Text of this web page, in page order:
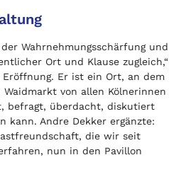
Wahrnehmungsschärfung und
Ort und Klause zugleich,“
Eröffnung. Er ist ein Ort, an dem
von allen Kölnerinnen
befragt, überdacht, diskutiert
kann. Andre Dekker ergänzte:
die wir seit
nun in den Pavillon